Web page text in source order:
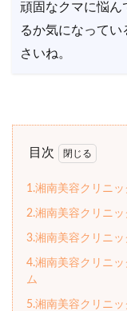
頑固なクマに悩ん
るか気になって
さいね。
目次
1.湘南美容クリニ
2.湘南美容クリニ
3.湘南美容クリニ
4.湘南美容クリニ
ム
5.湘南美容クリニ